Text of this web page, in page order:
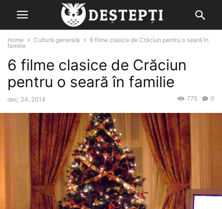
Home Cultură generală
6 filme clasice de Crăciun pentru o seară în
familie
6 filme clasice de Crăciun
pentru o seară în familie
dec. 24, 2014 0
775